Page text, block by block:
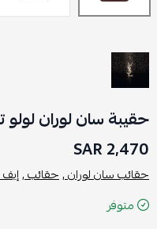
حقيبة سان لوران لولو
2,470 SAR
حقائب سان لوران ,حقائب ,
متوفر